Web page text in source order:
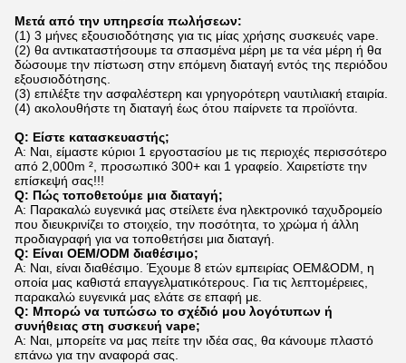
Μετά από την υπηρεσία πωλήσεων:
(1) 3 μήνες εξουσιοδότησης για τις μίας χρήσης συσκευές vape.
(2) θα αντικαταστήσουμε τα σπασμένα μέρη με τα νέα μέρη ή θα
δώσουμε την πίστωση στην επόμενη διαταγή εντός της περιόδου
εξουσιοδότησης.
(3) επιλέξτε την ασφαλέστερη και γρηγορότερη ναυτιλιακή εταιρία.
(4) ακολουθήστε τη διαταγή έως ότου παίρνετε τα προϊόντα.
Q: Είστε κατασκευαστής;
Α: Ναι, είμαστε κύριοι 1 εργοστασίου με τις περιοχές περισσότερο
από 2,000m ², προσωπικό 300+ και 1 γραφείο. Χαιρετίστε την
επίσκεψή σας!!!
Q: Πώς τοποθετούμε μια διαταγή;
Α: Παρακαλώ ευγενικά μας στείλετε ένα ηλεκτρονικό ταχυδρομείο
που διευκρινίζει το στοιχείο, την ποσότητα, το χρώμα ή άλλη
προδιαγραφή για να τοποθετήσει μια διαταγή.
Q: Είναι OEM/ODM διαθέσιμο;
Α: Ναι, είναι διαθέσιμο. Έχουμε 8 ετών εμπειρίας OEM&ODM, η
οποία μας καθιστά επαγγελματικότερους. Για τις λεπτομέρειες,
παρακαλώ ευγενικά μας ελάτε σε επαφή με.
Q: Μπορώ να τυπώσω το σχέδιό μου λογότυπων ή
συνήθειας στη συσκευή vape;
Α: Ναι, μπορείτε να μας πείτε την ιδέα σας, θα κάνουμε πλαστό
επάνω για την αναφορά σας.